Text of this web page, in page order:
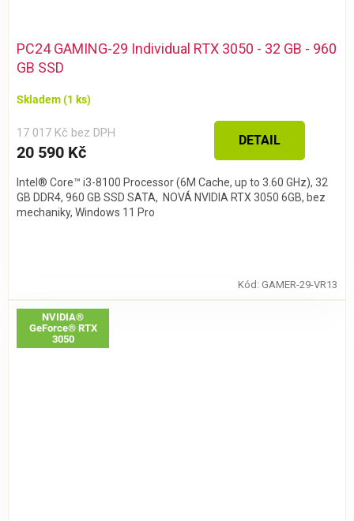
PC24 GAMING-29 Individual RTX 3050 - 32 GB - 960
GB SSD
Skladem(1 ks)
17 017 Kč bez DPH
20 590 Kč
DETAIL
Intel® Core™ i3-8100 Processor (6M Cache, up to 3.60 GHz), 32
GB DDR4, 960 GB SSD SATA, NOVÁ NVIDIA RTX 3050 6GB, bez
mechaniky, Windows 11 Pro
Kód: GAMER-29-VR13
NVIDIA®
GeForce® RTX
3050